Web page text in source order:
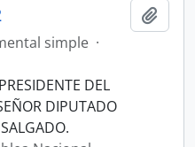
simple ·
DEL
DIPUTADO